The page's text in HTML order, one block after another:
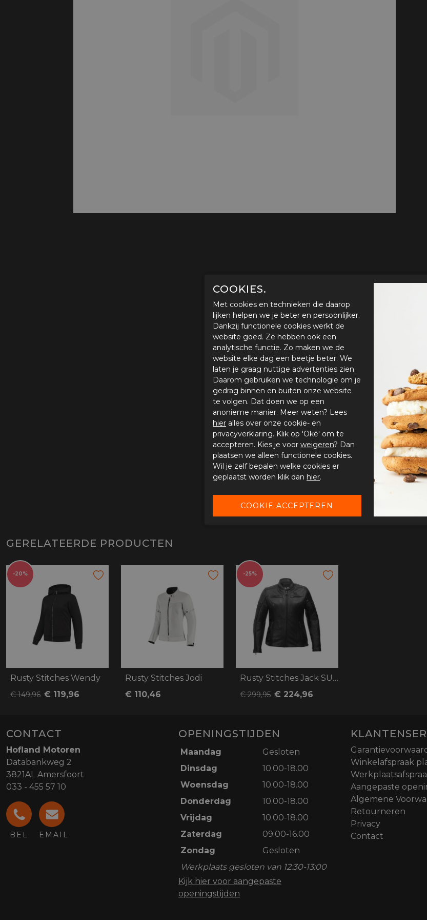
GERELATEERDE PRODUCTEN
-20%
Rusty Stitches Wendy
€ 149,96 € 119,96
Rusty Stitches Jodi
€ 110,46
-25%
Rusty Stitches Jack SUPER Joyce
€ 299,95 € 224,96
CONTACT
Hofland Motoren
Databankweg 2
3821AL Amersfoort
033 - 455 57 10
BEL EMAIL
OPENINGSTIJDEN
Maandag
Gesloten
Dinsdag
10.00-18.00
Woensdag
10.00-18.00
Donderdag
10.00-18.00
Vrijdag
10.00-18.00
Zaterdag
09.00-16.00
Zondag
Gesloten
Werkplaats gesloten van 12:30-13:00
Kijk hier voor aangepaste
openingstijden
Winkelafspraak
Aangepaste
Algemene
Retourneren
Privacy
Contact
COOKIES.
Met cookies en technieken die daarop
lijken helpen we je beter en persoonlijker.
Dankzij functionele cookies werkt de
website goed. Ze hebben ook een
analytische functie. Zo maken we de
website elke dag een beetje beter. We
laten je graag nuttige advertenties zien.
Daarom gebruiken we technologie om je
gedrag binnen en buiten onze website
te volgen. Dat doen we op een
anonieme manier. Meer weten? Lees
hier alles over onze cookie- en
privacyverklaring. Klik op 'Oké' om te
accepteren. Kies je voor weigeren? Dan
plaatsen we alleen functionele cookies.
Wil je zelf bepalen welke cookies er
geplaatst worden klik dan hier.